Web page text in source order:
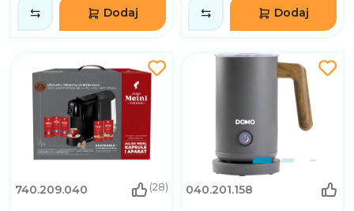
Dodaj Dodaj
740.209.040 (28) 040.201.158